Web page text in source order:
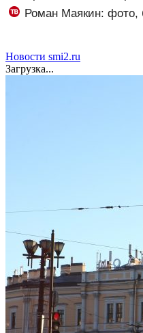
10/08/2026 – Новости
граждане Узбекистана и
Роман Маякин:
Новости smi2.ru
Загрузка...